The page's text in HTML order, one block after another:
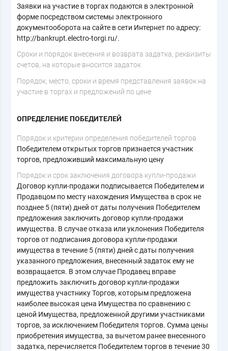
Заявки на участие в торгах подаются в электронной
форме посредством системы электронного
документооборота на сайте в сети Интернет по адресу:
http://bankrupt.electro-torgi.ru/.
Cроки и порядок внесения и возврата задатка, реквизиты
счетов, на которые вносится задаток
Порядок, место, сроки и время представления заявок на
участие в торгах и предложений по цене
ОПРЕДЕЛЕНИЕ ПОБЕДИТЕЛЕЙ
Порядок и критерии определения победителей торгов
Победителем открытых торгов признается участник
торгов, предложивший максимальную цену
Порядок и срок заключения договора купли-продажи
Договор купли-продажи подписывается Победителем и
Продавцом по месту нахождения Имущества в срок не
позднее 5 (пяти) дней от даты получения Победителем
предложения заключить договор купли-продажи
имущества. В случае отказа или уклонения Победителя
торгов от подписания договора купли-продажи
имущества в течение 5 (пяти) дней с даты получения
указанного предложения, внесенный задаток ему не
возвращается. В этом случае Продавец вправе
предложить заключить договор купли-продажи
имущества участнику Торгов, которым предложена
наиболее высокая цена Имущества по сравнению с
ценой Имущества, предложенной другими участниками
торгов, за исключением Победителя торгов. Сумма цены
приобретения имущества, за вычетом ранее внесенного
задатка, перечисляется Победителем торгов в течение 30